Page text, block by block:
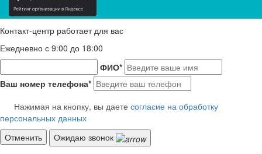
Контакт-центр работает для вас
Ежедневно с 9:00 до 18:00
ФИО*
Ваш номер телефона*
Нажимая на кнопку, вы даете согласие на обработку
персональных данных
Отменить
Ожидаю звонок